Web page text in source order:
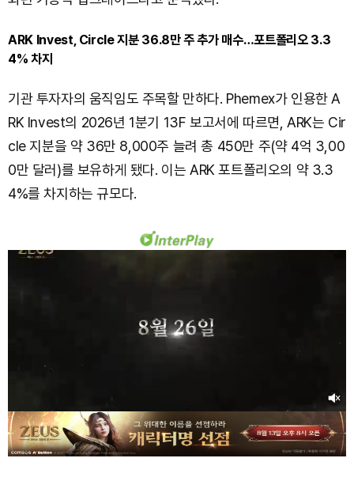
ARK Invest, Circle 지분 36.8만 주 추가 매수…포트폴리오 3.3
4% 차지
기관 투자자의 움직임도 주목할 만하다. Phemex가 인용한 A
RK Invest의 2026년 1분기 13F 보고서에 따르면, ARK는 Cir
cle 지분을 약 36만 8,000주 늘려 총 450만 주(약 4억 3,00
0만 달러)를 보유하게 됐다. 이는 ARK 포트폴리오의 약 3.3
4%를 차지하는 규모다.